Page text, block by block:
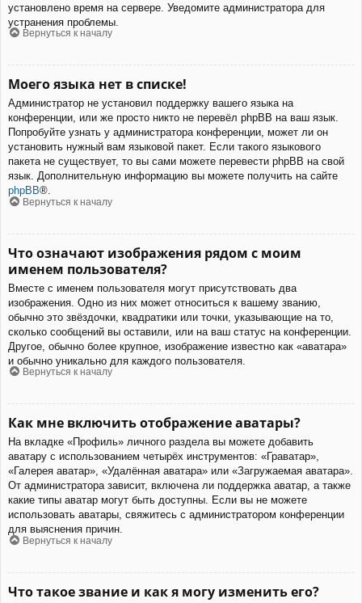
установлено время на сервере. Уведомите администратора для
устранения проблемы.
Вернуться к началу
Моего языка нет в списке!
Администратор не установил поддержку вашего языка на
конференции, или же просто никто не перевёл phpBB на ваш язык.
Попробуйте узнать у администратора конференции, может ли он
установить нужный вам языковой пакет. Если такого языкового
пакета не существует, то вы сами можете перевести phpBB на свой
язык. Дополнительную информацию вы можете получить на сайте
phpBB®.
Вернуться к началу
Что означают изображения рядом с моим
именем пользователя?
Вместе с именем пользователя могут присутствовать два
изображения. Одно из них может относиться к вашему званию,
обычно это звёздочки, квадратики или точки, указывающие на то,
сколько сообщений вы оставили, или на ваш статус на конференции.
Другое, обычно более крупное, изображение известно как «аватара»
и обычно уникально для каждого пользователя.
Вернуться к началу
Как мне включить отображение аватары?
На вкладке «Профиль» личного раздела вы можете добавить
аватару с использованием четырёх инструментов: «Граватар»,
«Галерея аватар», «Удалённая аватара» или «Загружаемая аватара».
От администратора зависит, включена ли поддержка аватар, а также
какие типы аватар могут быть доступны. Если вы не можете
использовать аватары, свяжитесь с администратором конференции
для выяснения причин.
Вернуться к началу
Что такое звание и как я могу изменить его?